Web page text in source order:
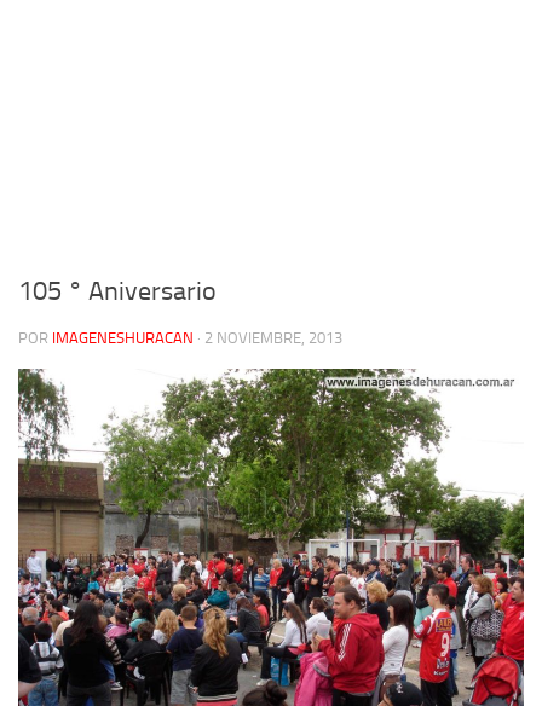
105 ° Aniversario
POR IMAGENESHURACAN · 2 NOVIEMBRE, 2013